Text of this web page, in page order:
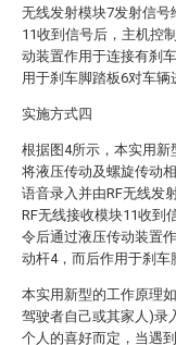
无线发射模块7发射信号
11收到信号后，主机控
动装置作用于连接有刹
用于刹车脚踏板6对车辆
实施方式四
根据图4所示，本实用新
将液压传动及螺旋传动
语音录入并由RF无线发
RF无线接收模块11收到
令后通过液压传动装置
动杆4，而后作用于刹车
本实用新型的工作原理
驾驶者自己或其家人)录
个人的喜好而定，当遇